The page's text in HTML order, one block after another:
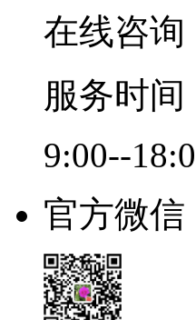
在线咨询
服务时间
9:00--
官方微信